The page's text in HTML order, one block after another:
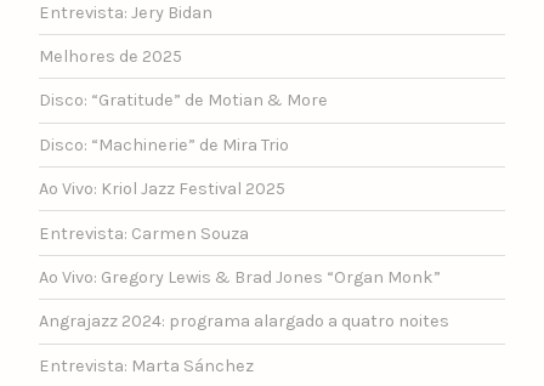
Entrevista: Jery Bidan
Melhores de 2025
Disco: “Gratitude” de Motian & More
Disco: “Machinerie” de Mira Trio
Ao Vivo: Kriol Jazz Festival 2025
Entrevista: Carmen Souza
Ao Vivo: Gregory Lewis & Brad Jones “Organ Monk”
Angrajazz 2024: programa alargado a quatro noites
Entrevista: Marta Sánchez